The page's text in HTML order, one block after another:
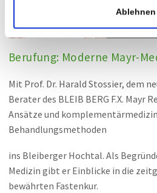
Ablehnen
Berufung: Moderne Mayr-
Mit Prof. Dr. Harald Stossier, dem
Berater des BLEIB BERG F.X. Mayr
Ansätze und
Behandlungsmethoden
ins Bleiberger Hochtal. Als
Medizin gibt er Einblicke in die
bewährten Fastenkur.